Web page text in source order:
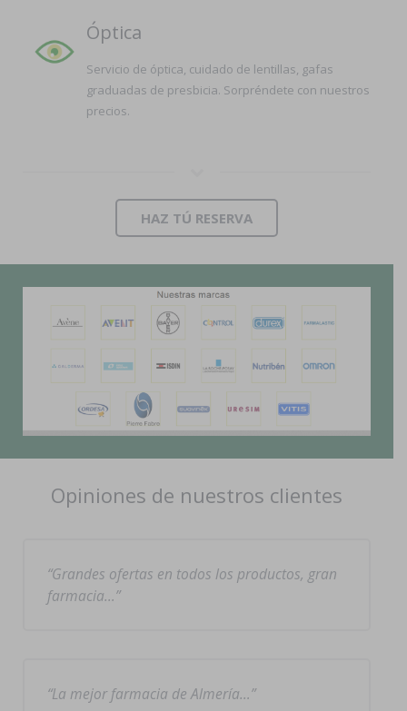
Óptica
Servicio de óptica, cuidado de lentillas, gafas
graduadas de presbicia. Sorpréndete con nuestros
precios.
HAZ TÚ RESERVA
Opiniones de nuestros clientes
Grandes ofertas en todos los productos, gran
farmacia…
La mejor farmacia de Almería…